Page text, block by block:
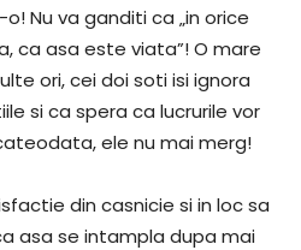
Nu va ganditi ca „in orice
ca asa este viata”! O mare
ori, cei doi soti isi ignora
si ca spera ca lucrurile vor
ele nu mai merg!
din casnicie si in loc sa
asa se intampla dupa mai